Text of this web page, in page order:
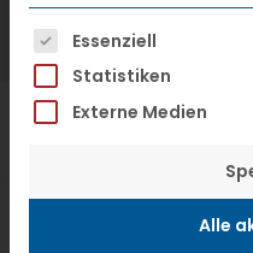
Es folgt eine
Essenziell
Statistiken
Externe Medien
Alle